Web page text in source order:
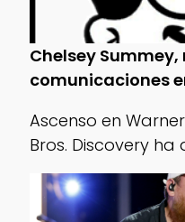
Chelsey Summey,
comunicaciones
Ascenso en
Bros. Discovery ha